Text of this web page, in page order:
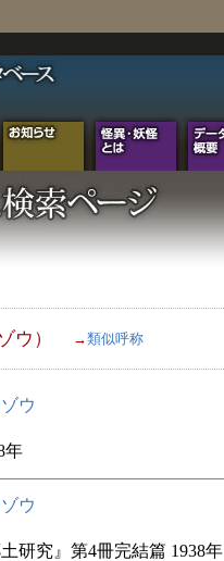
ウ） →類似呼称
ウ
年
ウ
土研究』第4冊完結篇 1938年